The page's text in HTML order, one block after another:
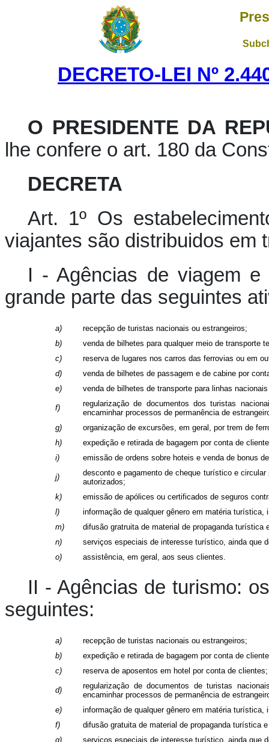
DECRETO-LEI Nº
O PRESIDENTE DA
lhe confere o art. 180 da
DECRETA
Art. 1º Os
viajantes são distribuidos em
I - Agências de viagem
grande parte das seguintes
a)
recepção de turistas nacionais ou estrangeiros;
b)
venda de bilhetes para qualquer meio de transporte
c)
reserva de lugares nos carros das ferrovias ou em
d)
venda de bilhetes de passagem e de cabine por
e)
venda de bilhetes de transporte para linhas
f)
regularização de documentos dos turistas
encaminhar processos de permanência de
g)
organização de excursões, em geral, por trem de
h)
expedição e retirada de bagagem por conta de
i)
emissão de ordens sobre hoteis e venda de bonus
j)
desconto e pagamento de cheque turístico e
autorizados;
k)
emissão de apólices ou certificados de seguros
l)
informação de qualquer gênero em matéria
m)
difusão gratruita de material de propaganda turística
n)
serviços especiais de interesse turístico, ainda que
o)
assistência, em geral, aos seus clientes.
II - Agências de turismo:
seguintes:
a)
recepção de turistas nacionais ou estrangeiros;
b)
expedição e retirada de bagagem por conta de
c)
reserva de aposentos em hotel por conta de clientes;
d)
regularização de documentos de turistas
encaminhar processos de permanência de
e)
informação de qualquer gênero em matéria
f)
difusão gratuita de material de propaganda turística
g)
serviços especiais de interesse turístico, ainda que